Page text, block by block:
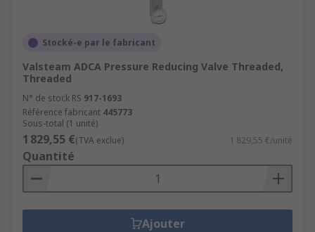
Stocké-e par le fabricant
Valsteam ADCA Pressure Reducing Valve Threaded,
Threaded
N° de stock RS 917-1693
Référence fabricant 445773
Sous-total (1 unité)
1 829,55 €(TVA exclue) 1 829,55 €/unité
Quantité
Ajouter